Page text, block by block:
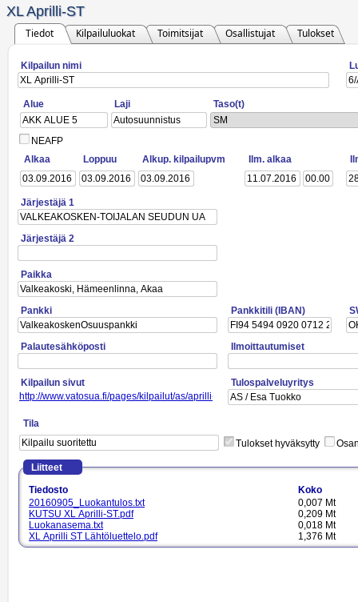
XL Aprilli-ST
Tiedot Kilpailuluokat Toimitsijat Osallistujat Tulokset
Kilpailun nimi
Alue Laji
Taso(t)
SM
NEAFP
Alkaa
Loppuu Alkup. kilpailupvm Ilm. alkaa
Järjestäjä 1
Järjestäjä 2
Paikka
Pankki Pankkitili (IBAN)
Palautesähköposti Ilmoittautumiset
Kilpailun sivut
Tulospalveluyritys
http://www.vatosua.fi/pages/kilpailut/as/aprilli-st.php
Tila
Tulokset hyväksytty
Liitteet
Tiedosto
Koko
20160905_Luokantulos.txt
0,007 Mt
KUTSU XL Aprilli-ST.pdf
0,209 Mt
Luokanasema.txt
0,018 Mt
XL Aprilli ST Lähtöluettelo.pdf
1,376 Mt